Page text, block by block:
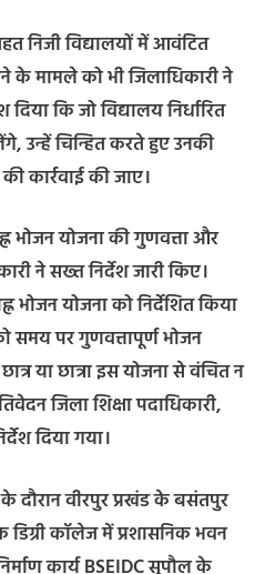
निजी विद्यालयों में आवंटित
के मामले को भी जिलाधिकारी ने
दिया कि जो विद्यालय निर्धारित
उन्हें चिन्हित करते हुए उनकी
कार्रवाई की जाए।
भोजन योजना की गुणवत्ता और
ने सख्त निर्देश जारी किए।
भोजन योजना को निर्देशित किया
समय पर गुणवत्तापूर्ण भोजन
या छात्रा इस योजना से वंचित न
जिला शिक्षा पदाधिकारी,
दिया गया।
के दौरान वीरपुर प्रखंड के बसंतपुर
डिग्री कॉलेज में प्रशासनिक भवन
कार्य BSEIDC सुपौल के